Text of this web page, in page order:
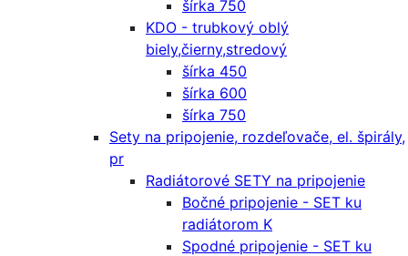
šírka 750
KDO - trubkový oblý
biely,čierny,stredový
šírka 450
šírka 600
šírka 750
Sety na pripojenie, rozdeľovače, el. špirály,
pr
Radiátorové SETY na pripojenie
Bočné pripojenie - SET ku
radiátorom K
Spodné pripojenie - SET ku